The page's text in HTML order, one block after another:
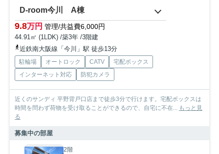
D-room今川 A棟
9.8万円 管理/共益費6,000円
44.91㎡ (1LDK) /築3年 /3階建
近鉄南大阪線「今川」駅 徒歩13分
駐輪場 オートロック CATV
宅配ボックス
インターネット対応
防犯カメラ
近くのサンディ 平野背戸口店まで徒歩3分で行けます。宅配ボックスは
時間を問わず荷物を受け取ることができるので、自宅に不在... もっと見
る
募集中の部屋
2階